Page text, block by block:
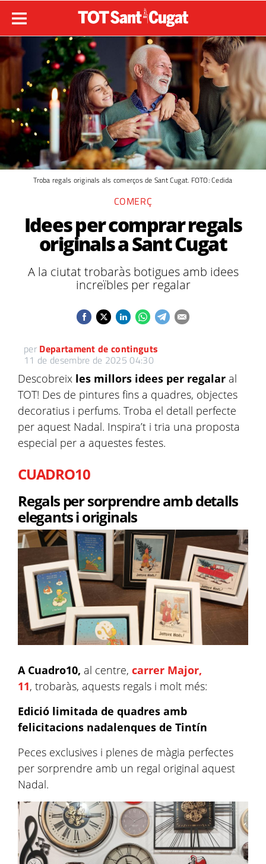
Troba regals originals als comerços de Sant Cugat. FOTO: Cedida
COMERÇ
Idees per comprar regals
originals a Sant Cugat
A la ciutat trobaràs botigues amb idees
increïbles per regalar
per Departament de continguts
11 de desembre de 2025 04:30
Descobreix les millors idees per regalar al
TOT! Des de pintures fins a quadres, objectes
decoratius i perfums. Troba el detall perfecte
per aquest Nadal. Inspira’t i tria una proposta
especial per a aquestes festes.
CUADRO10
Regals per sorprendre amb detalls
elegants i originals
A Cuadro10, al centre, carrer Major,
11, trobaràs, aquests regals i molt més:
Edició limitada de quadres amb
felicitacions nadalenques de Tintín
Peces exclusives i plenes de màgia perfectes
per sorprendre amb un regal original aquest
Nadal.